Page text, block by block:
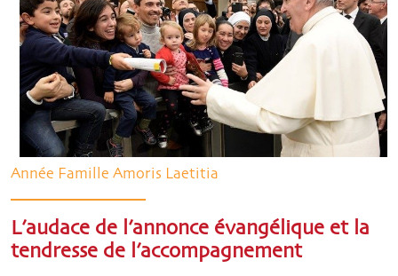
Année Famille Amoris Laetitia
L’audace de l’annonce évangélique et la
tendresse de l’accompagnement